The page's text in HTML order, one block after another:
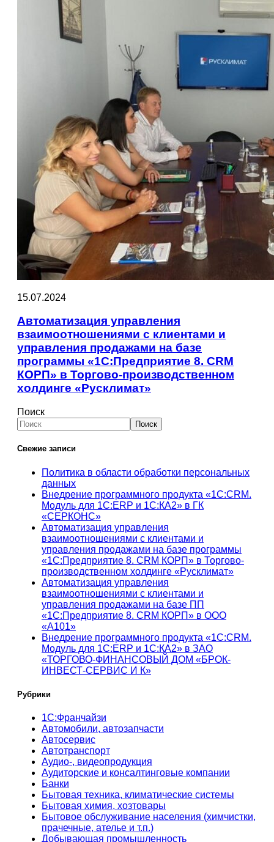
15.07.2024
Автоматизация управления
взаимоотношениями с клиентами и
управления продажами на базе
программы «1С:Предприятие 8. CRM
КОРП» в Торгово-производственном
холдинге «Русклимат»
Поиск
Поиск
Свежие записи
Политика в области обработки персональных
данных
Внедрение программного продукта «1С:CRM.
Модуль для 1С:ERP и 1С:КА2» в ГК
«СЕРКОНС»
Автоматизация управления
взаимоотношениями с клиентами и
управления продажами на базе программы
«1С:Предприятие 8. CRM КОРП» в Торгово-
производственном холдинге «Русклимат»
Автоматизация управления
взаимоотношениями с клиентами и
управления продажами на базе ПП
«1С:Предприятие 8. CRM КОРП» в ООО
«А101»
Внедрение программного продукта «1С:CRM.
Модуль для 1С:ERP и 1С:КА2» в ЗАО
«ТОРГОВО-ФИНАНСОВЫЙ ДОМ «БРОК-
ИНВЕСТ-СЕРВИС И К»
Рубрики
1С:Франчайзи
Автомобили, автозапчасти
Автосервис
Автотранспорт
Аудио-, видеопродукция
Аудиторские и консалтинговые компании
Банки
Бытовая техника, климатические системы
Бытовая химия, хозтовары
Бытовое обслуживание населения (химчистки,
прачечные, ателье и т.п.)
Добывающая промышленность